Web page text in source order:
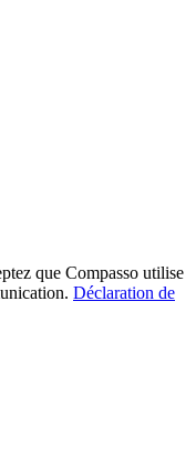
que Compasso utilise
Déclaration de